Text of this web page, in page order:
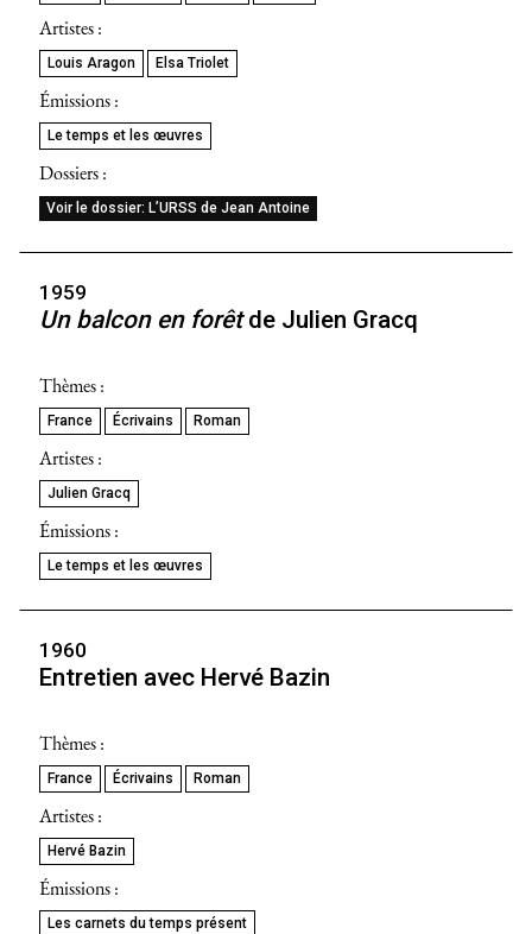
Artistes :
Louis Aragon Elsa Triolet
Émissions :
Le temps et les œuvres
Dossiers :
Voir le dossier: L’URSS de Jean Antoine
1959
Un balcon en forêtde Julien Gracq
Thèmes :
France Écrivains Roman
Artistes :
Julien Gracq
Émissions :
Le temps et les œuvres
1960
Entretien avec Hervé Bazin
Thèmes :
France Écrivains Roman
Artistes :
Hervé Bazin
Émissions :
Les carnets du temps présent